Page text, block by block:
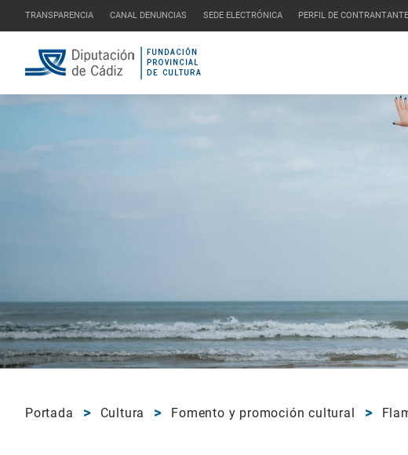
TRANSPARENCIA CANAL DENUNCIAS SEDE ELECTRÓNICA PERFIL DE CONTRANTANTE
Portada Cultura Fomento y promoción cultural